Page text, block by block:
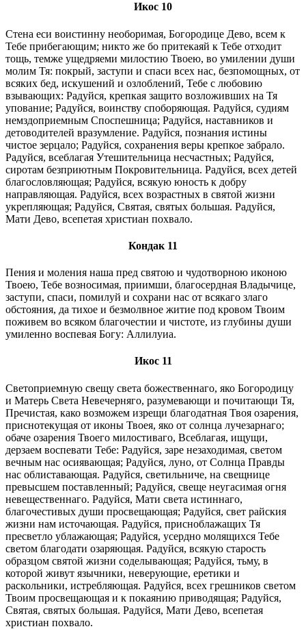
Икос 10
Стена еси воистинну необоримая, Богородице Дево, всем к
Тебе прибегающим; никто же бо притекаяй к Тебе отходит
тощь, темже ущедряеми милостию Твоею, во умилении души
молим Тя: покрый, заступи и спаси всех нас, безпомощных, от
всяких бед, искушений и озлоблений, Тебе с любовию
взывающих: Радуйся, крепкая защито возложивших на Тя
упование; Радуйся, воинству споборяющая. Радуйся, судиям
немздоприемным Споспешница; Радуйся, наставников и
детоводителей вразумление. Радуйся, познания истины
чистое зерцало; Радуйся, сохранения веры крепкое забрало.
Радуйся, всеблагая Утешительница несчастных; Радуйся,
сиротам безприютным Покровительница. Радуйся, всех детей
благословляющая; Радуйся, всякую юность к добру
направляющая. Радуйся, всех возрастных в святой жизни
укрепляющая; Радуйся, Святая, святых большая. Радуйся,
Мати Дево, всепетая христиан похвало.
Кондак 11
Пения и моления наша пред святою и чудотворною иконою
Твоею, Тебе возносимая, приимши, благосердная Владычице,
заступи, спаси, помилуй и сохрани нас от всякаго злаго
обстояния, да тихое и безмолвное житие под кровом Твоим
поживем во всяком благочестии и чистоте, из глубины души
умиленно воспевая Богу: Аллилуиа.
Икос 11
Светоприемную свещу света божественнаго, яко Богородицу
и Матерь Света Невечерняго, разумевающи и почитающи Тя,
Пречистая, како возможем изрещи благодатная Твоя озарения,
приснотекущая от иконы Твоея, яко от солнца лучезарнаго;
обаче озарения Твоего милостиваго, Всеблагая, ищущи,
дерзаем воспевати Тебе: Радуйся, заре незаходимая, светом
вечным нас осиявающая; Радуйся, луно, от Солнца Правды
нас облиставающая. Радуйся, светильниче, на свещнице
превысшем поставленный; Радуйся, свеще неугасимая огня
невещественнаго. Радуйся, Мати света истиннаго,
благочестивых души просвещающая; Радуйся, свет райския
жизни нам источающая. Радуйся, присноблажащих Тя
пресветло ублажающая; Радуйся, усердно молящихся Тебе
светом благодати озаряющая. Радуйся, всякую старость
образцом святой жизни соделывающая; Радуйся, тьму, в
которой живут язычники, неверующие, еретики и
раскольники, истребляющая. Радуйся, всех грешников светом
Твоим просвещающая и к покаянию приводящая; Радуйся,
Святая, святых большая. Радуйся, Мати Дево, всепетая
христиан похвало.